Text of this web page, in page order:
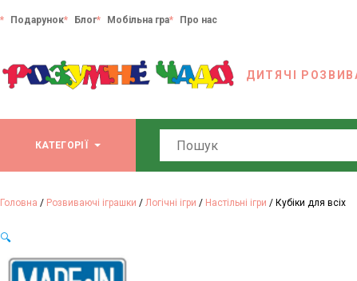
Подарунок Блог Мобільна гра Про нас
ДИТЯЧІ
КАТЕГОРІЇ
Головна / Розвиваючі іграшки / Логічні ігри / Настільні ігри / Кубіки для всіх
🔍